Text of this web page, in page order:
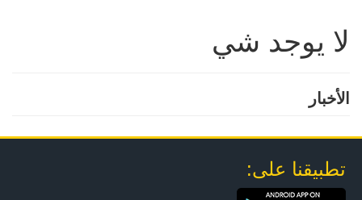
لا يوجد شي
الأخبار
تطبيقنا على: